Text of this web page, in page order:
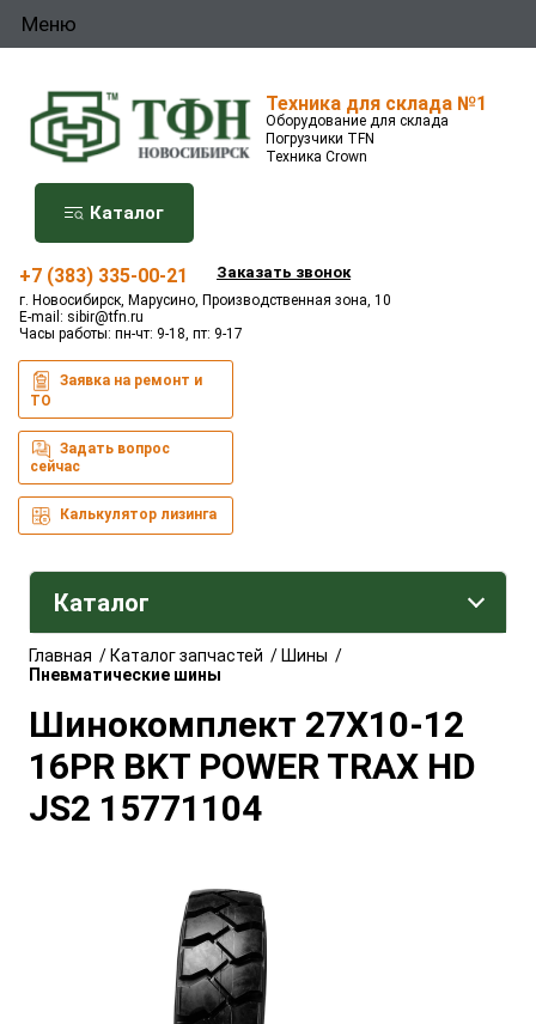
Меню
Техника для склада №1
Оборудование для склада
Погрузчики TFN
Техника Crown
Каталог
+7 (383) 335-00-21 Заказать звонок
г. Новосибирск, Марусино, Производственная зона, 10
E-mail: sibir@tfn.ru
Часы работы: пн-чт: 9-18, пт: 9-17
Заявка на ремонт и
ТО
Задать вопрос
сейчас
Калькулятор лизинга
Каталог
Главная /Каталог запчастей /Шины /
Пневматические шины
Шинокомплект 27X10-12
16PR BKT POWER TRAX HD
JS2 15771104